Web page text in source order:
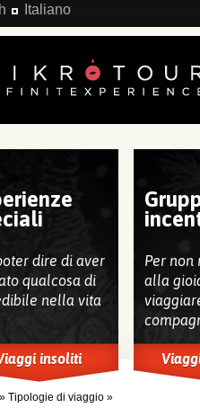
Italiano
» Tipologie di viaggio »
dire di aver
qualcosa di
nella vita
insoliti
Per non
alla